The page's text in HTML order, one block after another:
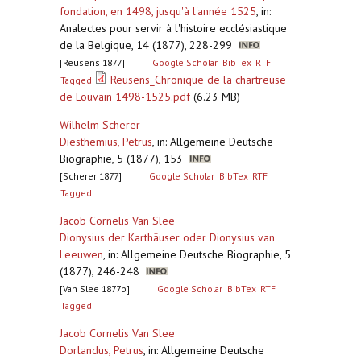
fondation, en 1498, jusqu'à l'année 1525, in:
Analectes pour servir à l'histoire ecclésiastique
de la Belgique, 14 (1877), 228-299
[Reusens 1877] Google Scholar BibTex RTF
Tagged
Reusens_Chronique de la chartreuse
de Louvain 1498-1525.pdf(6.23 MB)
Wilhelm Scherer
Diesthemius, Petrus, in: Allgemeine Deutsche
Biographie, 5 (1877), 153
[Scherer 1877] Google Scholar BibTex RTF
Tagged
Jacob Cornelis Van Slee
Dionysius der Karthäuser oder Dionysius van
Leeuwen, in: Allgemeine Deutsche Biographie, 5
(1877), 246-248
[Van Slee 1877b] Google Scholar BibTex RTF
Tagged
Jacob Cornelis Van Slee
Dorlandus, Petrus, in: Allgemeine Deutsche